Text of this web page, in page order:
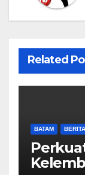
Related
BATAM BERITA